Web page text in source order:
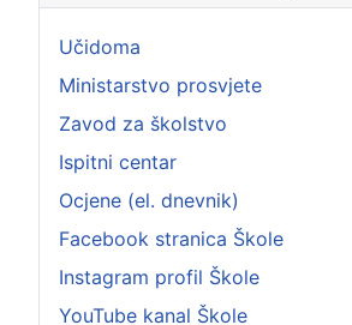
Učidoma
Ministarstvo prosvjete
Zavod za školstvo
Ispitni centar
Ocjene (el. dnevnik)
Facebook stranica Škole
Instagram profil Škole
YouTube kanal Škole